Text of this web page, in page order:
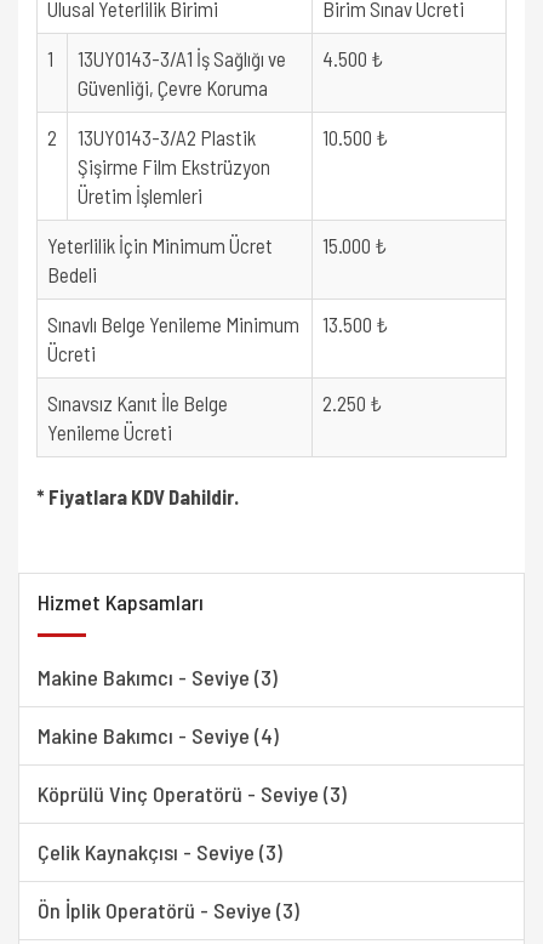
Ulusal Yeterlilik Birimi Birim Sınav Ücreti
1
13UY0143-3/A1 İş Sağlığı ve
Güvenliği, Çevre Koruma
4.500 ₺
2
13UY0143-3/A2 Plastik
Şişirme Film Ekstrüzyon
Üretim İşlemleri
10.500 ₺
Yeterlilik İçin Minimum Ücret
Bedeli
15.000 ₺
Sınavlı Belge Yenileme Minimum
Ücreti
13.500 ₺
Sınavsız Kanıt İle Belge
Yenileme Ücreti
2.250 ₺
* Fiyatlara KDV Dahildir.
Hizmet Kapsamları
Makine Bakımcı - Seviye (3)
Makine Bakımcı - Seviye (4)
Köprülü Vinç Operatörü - Seviye (3)
Çelik Kaynakçısı - Seviye (3)
Ön İplik Operatörü - Seviye (3)